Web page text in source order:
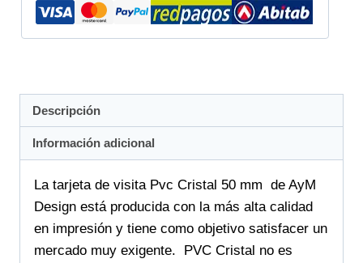
Descripción
Información adicional
La tarjeta de visita Pvc Cristal 50 mm de AyM
Design está producida con la más alta calidad
en impresión y tiene como objetivo satisfacer un
mercado muy exigente. PVC Cristal no es